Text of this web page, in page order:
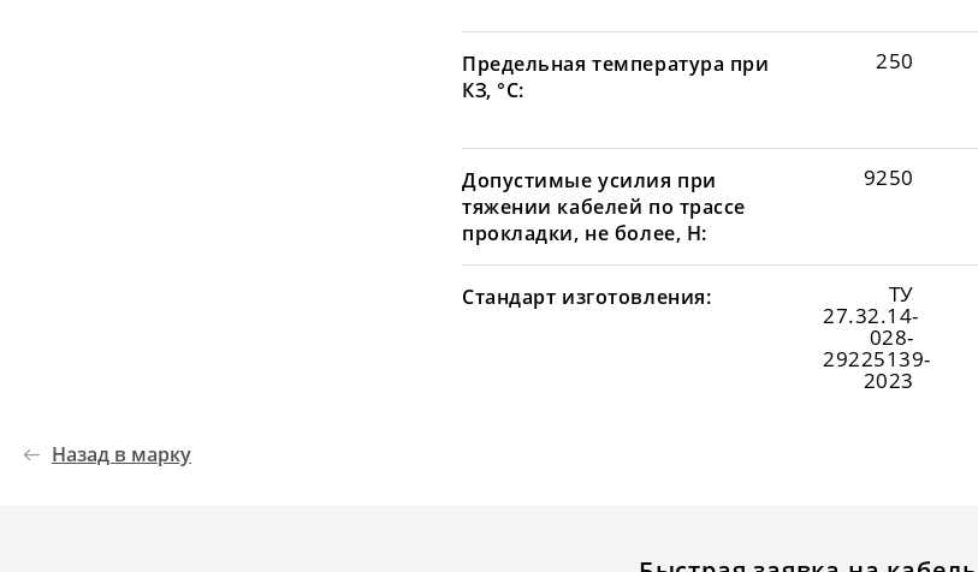
Предельная температура при
КЗ, °С:
250
Допустимые усилия при
тяжении кабелей по трассе
прокладки, не более, Н:
9250
Стандарт изготовления: ТУ
27.32.14-
028-
29225139-
2023
Назад в марку